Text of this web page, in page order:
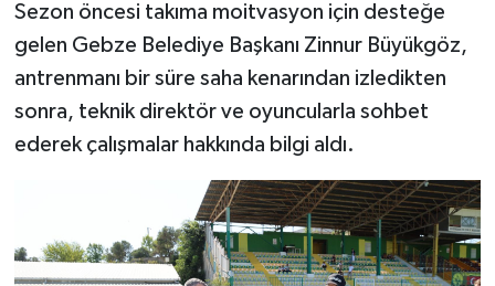
Sezon öncesi takıma moitvasyon için desteğe
gelen Gebze Belediye Başkanı Zinnur Büyükgöz,
antrenmanı bir süre saha kenarından izledikten
sonra, teknik direktör ve oyuncularla sohbet
ederek çalışmalar hakkında bilgi aldı.